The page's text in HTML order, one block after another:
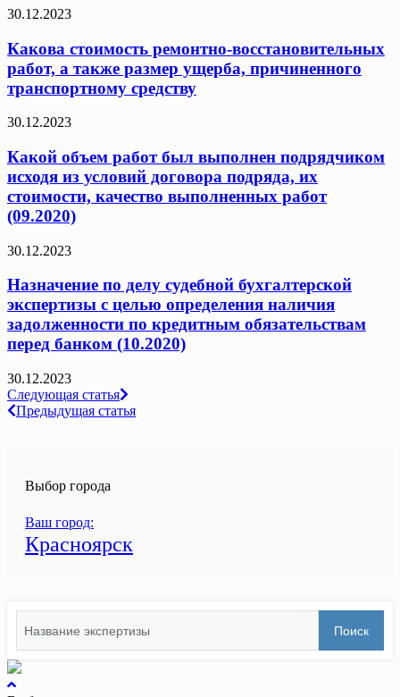
30.12.2023
Какова стоимость ремонтно-восстановительных
работ, а также размер ущерба, причиненного
транспортному средству
30.12.2023
Какой объем работ был выполнен подрядчиком
исходя из условий договора подряда, их
стоимости, качество выполненных работ
(09.2020)
30.12.2023
Назначение по делу судебной бухгалтерской
экспертизы с целью определения наличия
задолженности по кредитным обязательствам
перед банком (10.2020)
30.12.2023
Навигация
по
Следующая статья
Предыдущая статья
Выбор города
Ваш город:
Красноярск
for:
Поиск
вернуться